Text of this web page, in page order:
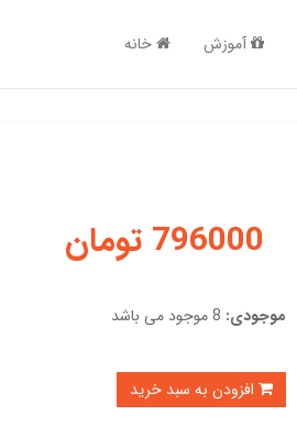
خانه آموزش
796000 تومان
موجودی:
افزودن به سبد خرید